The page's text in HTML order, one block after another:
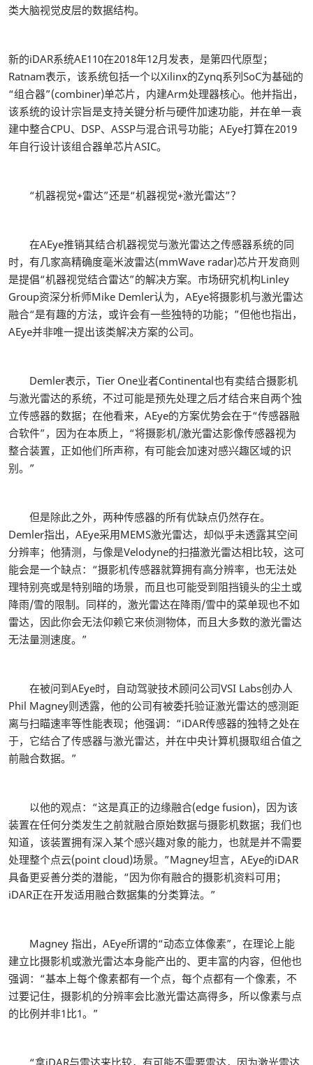
类大脑视觉皮层的数据结构。
新的iDAR系统AE110在2018年12月发表，是第四代原型；
Ratnam表示，该系统包括一个以Xilinx的Zynq系列SoC为基础的
“组合器”(combiner)单芯片，内建Arm处理器核心。他并指出，
该系统的设计宗旨是支持关键分析与硬件加速功能，并在单一袁
建中整合CPU、DSP、ASSP与混合讯号功能；AEye打算在2019
年自行设计该组合器单芯片ASIC。
“机器视觉+雷达”还是“机器视觉+激光雷达”？
在AEye推销其结合机器视觉与激光雷达之传感器系统的同
时，有几家高精确度毫米波雷达(mmWave radar)芯片开发商则
是提倡“机器视觉结合雷达”的解决方案。市场研究机构Linley
Group资深分析师Mike Demler认为，AEye将摄影机与激光雷达
融合“是有趣的方法，或许会有一些独特的功能；”但他也指出，
AEye并非唯一提出该类解决方案的公司。
Demler表示，Tier One业者Continental也有卖结合摄影机
与激光雷达的系统，不过可能是预先处理之后才结合来自两个独
立传感器的数据；在他看来，AEye的方案优势会在于“传感器融
合软件”，因为在本质上，“将摄影机/激光雷达影像传感器视为
整合装置，正如他们所声称，有可能会加速对感兴趣区域的识
别。”
但是除此之外，两种传感器的所有优缺点仍然存在。
Demler指出，AEye采用MEMS激光雷达，却似乎未透露其空间
分辨率；他猜测，与像是Velodyne的扫描激光雷达相比较，这可
能会是一个缺点：“摄影机传感器就算拥有高分辨率，也无法处
理特别亮或是特别暗的场景，而且也可能受到阻挡镜头的尘土或
降雨/雪的限制。同样的，激光雷达在降雨/雪中的菜单现也不如
雷达，因此你会无法仰赖它来侦测物体，而且大多数的激光雷达
无法量测速度。”
在被问到AEye时，自动驾驶技术顾问公司VSI Labs创办人
Phil Magney则透露，他的公司有被委托验证激光雷达的感测距
离与扫瞄速率等性能表现；他强调：“iDAR传感器的独特之处在
于，它结合了传感器与激光雷达，并在中央计算机摄取组合值之
前融合数据。”
以他的观点：“这是真正的边缘融合(edge fusion)，因为该
装置在任何分类发生之前就融合原始数据与摄影机数据；我们也
知道，该装置拥有深入某个感兴趣对象的能力，也就是并不需要
处理整个点云(point cloud)场景。”Magney坦言，AEye的iDAR
具备更妥善分类的潜能，“因为你有融合的摄影机资料可用；
iDAR正在开发适用融合数据集的分类算法。”
Magney 指出，AEye所谓的“动态立体像素”，在理论上能
建立比摄影机或激光雷达本身能产出的、更丰富的内容，但他也
强调：“基本上每个像素都有一个点，每个点都有一个像素，不
过要记住，摄影机的分辨率会比激光雷达高得多，所以像素与点
的比例并非1比1。”
“拿iDAR与雷达来比较，有可能不需要雷达，因为激光雷达